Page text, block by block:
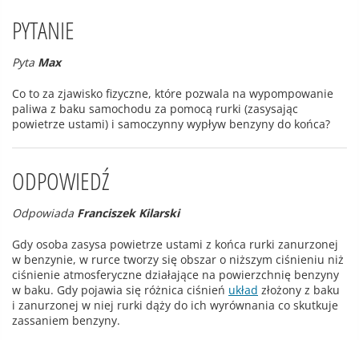
PYTANIE
Pyta Max
Co to za zjawisko fizyczne, które pozwala na wypompowanie
paliwa z baku samochodu za pomocą rurki (zasysając
powietrze ustami) i samoczynny wypływ benzyny do końca?
ODPOWIEDŹ
Odpowiada Franciszek Kilarski
Gdy osoba zasysa powietrze ustami z końca rurki zanurzonej
w benzynie, w rurce tworzy się obszar o niższym ciśnieniu niż
ciśnienie atmosferyczne działające na powierzchnię benzyny
w baku. Gdy pojawia się różnica ciśnień układ złożony z baku
i zanurzonej w niej rurki dąży do ich wyrównania co skutkuje
zassaniem benzyny.